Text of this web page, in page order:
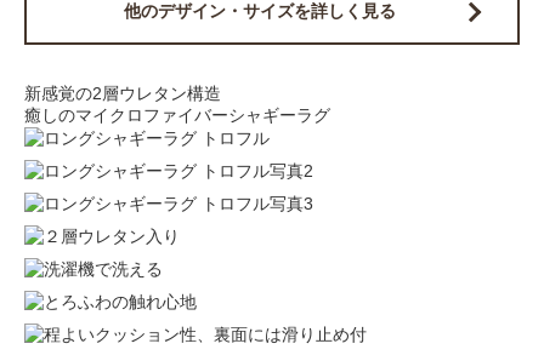
他のデザイン・サイズを詳しく見る
新感覚の2層ウレタン構造
癒しのマイクロファイバーシャギーラグ